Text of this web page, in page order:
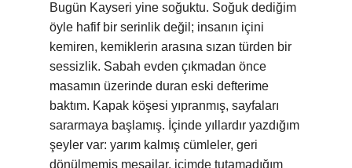
Bugün Kayseri yine soğuktu. Soğuk dediğim
öyle hafif bir serinlik değil; insanın içini
kemiren, kemiklerin arasına sızan türden bir
sessizlik. Sabah evden çıkmadan önce
masamın üzerinde duran eski defterime
baktım. Kapak köşesi yıpranmış, sayfaları
sararmaya başlamış. İçinde yıllardır yazdığım
şeyler var: yarım kalmış cümleler, geri
dönülmemiş mesajlar, içimde tutamadığım